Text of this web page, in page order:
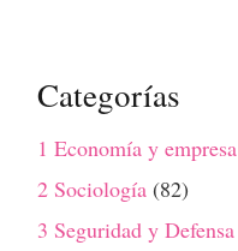
Categorías
1 Economía y empresa
2 Sociología (82)
3 Seguridad y Defensa